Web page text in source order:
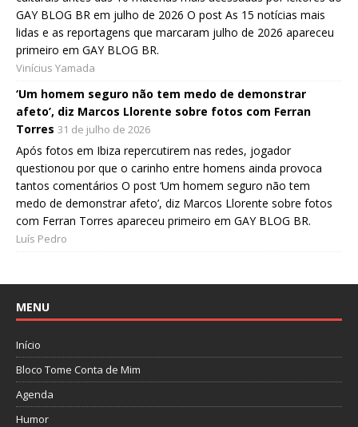
GAY BLOG BR em julho de 2026 O post As 15 notícias mais
lidas e as reportagens que marcaram julho de 2026 apareceu
primeiro em GAY BLOG BR.
Vinícius Yamada
‘Um homem seguro não tem medo de demonstrar
afeto’, diz Marcos Llorente sobre fotos com Ferran
Torres 31 de julho de 2026
Após fotos em Ibiza repercutirem nas redes, jogador
questionou por que o carinho entre homens ainda provoca
tantos comentários O post ‘Um homem seguro não tem
medo de demonstrar afeto’, diz Marcos Llorente sobre fotos
com Ferran Torres apareceu primeiro em GAY BLOG BR.
Luís Pedro
MENU
Início
Bloco Tome Conta de Mim
Agenda
Humor